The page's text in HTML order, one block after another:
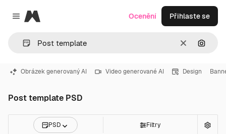
Close menu
Magnific
ZrušitHledat
Ocenění Přihlaste se
Obrázek generovaný AI Video generované AI Design
Post template PSD
PSD Filtry